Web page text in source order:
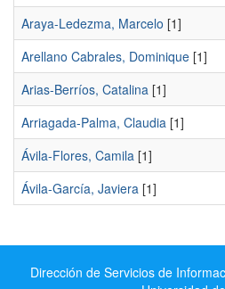
Araya-Ledezma, Marcelo [1]
Arellano Cabrales, Dominique [1]
Arias-Berríos, Catalina [1]
Arriagada-Palma, Claudia [1]
Ávila-Flores, Camila [1]
Ávila-García, Javiera [1]
Dirección de Servicios de